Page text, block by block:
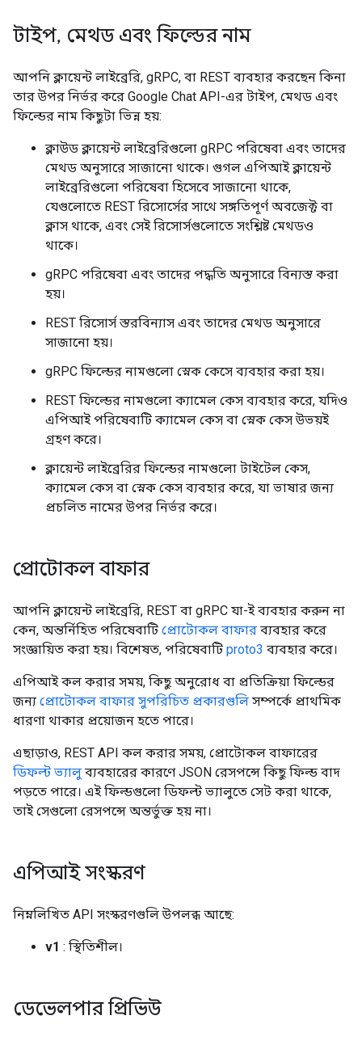
টাইপ, মেথড এবং ফিল্ডের নাম
আপনি ক্লায়েন্ট লাইব্রেরি, gRPC, বা REST ব্যবহার করছেন কিনা
তার উপর নির্ভর করে Google Chat API-এর টাইপ, মেথড এবং
ফিল্ডের নাম কিছুটা ভিন্ন হয়:
ক্লাউড ক্লায়েন্ট লাইব্রেরিগুলো gRPC পরিষেবা এবং তাদের
মেথড অনুসারে সাজানো থাকে। গুগল এপিআই ক্লায়েন্ট
লাইব্রেরিগুলো পরিষেবা হিসেবে সাজানো থাকে,
যেগুলোতে REST রিসোর্সের সাথে সঙ্গতিপূর্ণ অবজেক্ট বা
ক্লাস থাকে, এবং সেই রিসোর্সগুলোতে সংশ্লিষ্ট মেথডও
থাকে।
gRPC পরিষেবা এবং তাদের পদ্ধতি অনুসারে বিন্যস্ত করা
হয়।
REST রিসোর্স স্তরবিন্যাস এবং তাদের মেথড অনুসারে
সাজানো হয়।
gRPC ফিল্ডের নামগুলো স্নেক কেসে ব্যবহার করা হয়।
REST ফিল্ডের নামগুলো ক্যামেল কেস ব্যবহার করে, যদিও
এপিআই পরিষেবাটি ক্যামেল কেস বা স্নেক কেস উভয়ই
গ্রহণ করে।
ক্লায়েন্ট লাইব্রেরির ফিল্ডের নামগুলো টাইটেল কেস,
ক্যামেল কেস বা স্নেক কেস ব্যবহার করে, যা ভাষার জন্য
প্রচলিত নামের উপর নির্ভর করে।
প্রোটোকল বাফার
আপনি ক্লায়েন্ট লাইব্রেরি, REST বা gRPC যা-ই ব্যবহার করুন না
কেন, অন্তর্নিহিত পরিষেবাটি প্রোটোকল বাফার ব্যবহার করে
সংজ্ঞায়িত করা হয়। বিশেষত, পরিষেবাটি proto3 ব্যবহার করে।
এপিআই কল করার সময়, কিছু অনুরোধ বা প্রতিক্রিয়া ফিল্ডের
জন্য প্রোটোকল বাফার সুপরিচিত প্রকারগুলি সম্পর্কে প্রাথমিক
ধারণা থাকার প্রয়োজন হতে পারে।
এছাড়াও, REST API কল করার সময়, প্রোটোকল বাফারের
ডিফল্ট ভ্যালু ব্যবহারের কারণে JSON রেসপন্সে কিছু ফিল্ড বাদ
পড়তে পারে। এই ফিল্ডগুলো ডিফল্ট ভ্যালুতে সেট করা থাকে,
তাই সেগুলো রেসপন্সে অন্তর্ভুক্ত হয় না।
এপিআই সংস্করণ
নিম্নলিখিত API সংস্করণগুলি উপলব্ধ আছে:
v1 : স্থিতিশীল।
ডেভেলপার প্রিভিউ